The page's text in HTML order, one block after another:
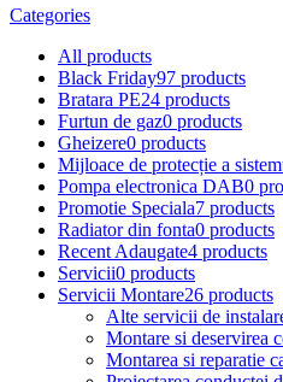
Categories
All products
Black Friday97 products
Bratara PE24 products
Furtun de gaz0 products
Gheizere0 products
Mijloace de protecție a
Pompa electronica DAB0
Promotie Speciala7 products
Radiator din fonta0 products
Recent Adaugate4 products
Servicii0 products
Servicii Montare26 products
Alte servicii de
Montare si deservirea
Montarea si reparatie